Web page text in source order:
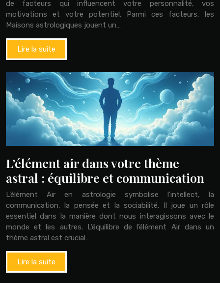
de facteurs qui influencent votre personnalité, vos
motivations et votre potentiel. Parmi ces facteurs, les
Maisons astrologiques jouent un…
Lire la suite
L’élément air dans votre thème
astral : équilibre et communication
L’élément Air en astrologie symbolise l’intellect, la
communication, la pensée et la sociabilité. Il joue un rôle
essentiel dans la manière dont nous interagissons avec le
monde et les autres. L’équilibre de l’élément Air dans un
thème astral est crucial…
Lire la suite